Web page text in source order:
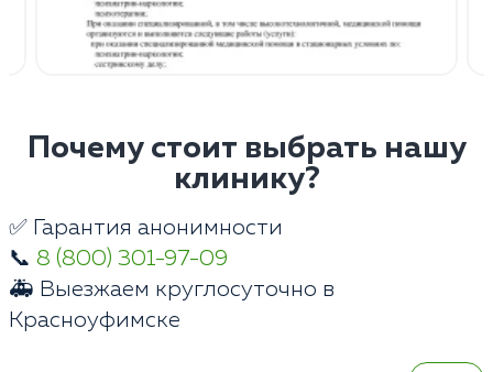
Почему стоит выбрать нашу
клинику?
✅ Гарантия анонимности
📞 8 (800) 301-97-09
🚑 Выезжаем круглосуточно в
Красноуфимске